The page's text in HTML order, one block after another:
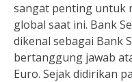
sangat penting untuk
global saat ini. Bank
dikenal sebagai Bank
bertanggung jawab
Euro. Sejak didirikan